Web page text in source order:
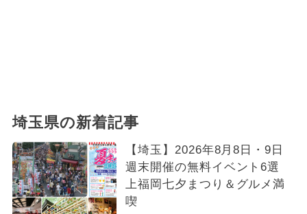
埼玉県の新着記事
【埼玉】2026年8月8日・9日
週末開催の無料イベント6選
上福岡七夕まつり＆グルメ満
喫